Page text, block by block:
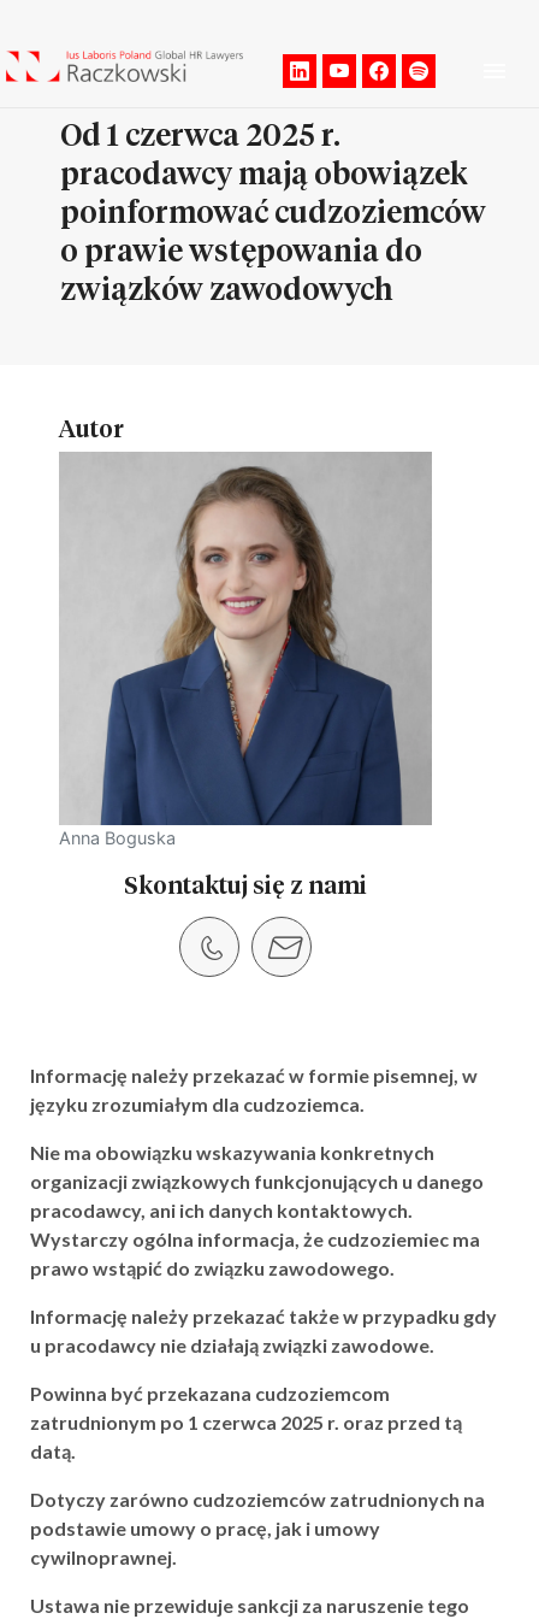
Od 1 czerwca 2025 r.
pracodawcy mają obowiązek
poinformować cudzoziemców
o prawie wstępowania do
związków zawodowych
Autor
Anna Boguska
Skontaktuj się z nami
Informację należy przekazać w formie pisemnej, w
języku zrozumiałym dla cudzoziemca.
Nie ma obowiązku wskazywania konkretnych
organizacji związkowych funkcjonujących u danego
pracodawcy, ani ich danych kontaktowych.
Wystarczy ogólna informacja, że cudzoziemiec ma
prawo wstąpić do związku zawodowego.
Informację należy przekazać także w przypadku gdy
u pracodawcy nie działają związki zawodowe.
Powinna być przekazana cudzoziemcom
zatrudnionym po 1 czerwca 2025 r. oraz przed tą
datą.
Dotyczy zarówno cudzoziemców zatrudnionych na
podstawie umowy o pracę, jak i umowy
cywilnoprawnej.
Ustawa nie przewiduje sankcji za naruszenie tego